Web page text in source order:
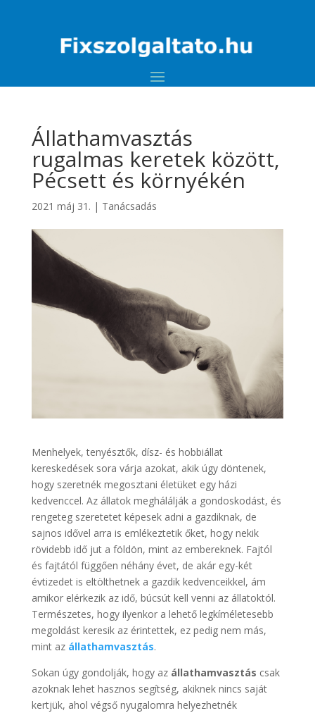
Állathamvasztás
rugalmas keretek között,
Pécsett és környékén
2021 máj 31. | Tanácsadás
Menhelyek, tenyésztők, dísz- és hobbiállat
kereskedések sora várja azokat, akik úgy döntenek,
hogy szeretnék megosztani életüket egy házi
kedvenccel. Az állatok meghálálják a gondoskodást, és
rengeteg szeretetet képesek adni a gazdiknak, de
sajnos idővel arra is emlékeztetik őket, hogy nekik
rövidebb idő jut a földön, mint az embereknek. Fajtól
és fajtától függően néhány évet, de akár egy-két
évtizedet is eltölthetnek a gazdik kedvenceikkel, ám
amikor elérkezik az idő, búcsút kell venni az állatoktól.
Természetes, hogy ilyenkor a lehető legkíméletesebb
megoldást keresik az érintettek, ez pedig nem más,
mint az állathamvasztás.
Sokan úgy gondolják, hogy az állathamvasztás csak
azoknak lehet hasznos segítség, akiknek nincs saját
kertjük, ahol végső nyugalomra helyezhetnék